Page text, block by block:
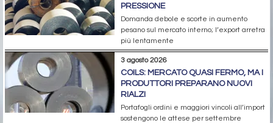
PRESSIONE
Domanda debole e scorte in aumento
pesano sul mercato interno; l’export arretra
più lentamente
3 agosto 2026
COILS: MERCATO QUASI FERMO, MA I
PRODUTTORI PREPARANO NUOVI
RIALZI
Portafogli ordini e maggiori vincoli all’import
sostengono le attese per settembre